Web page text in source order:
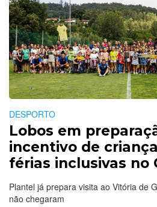
DESPORTO
Lobos em
incentivo de
férias inclusivas no
Plantel já prepara visita ao Vitória de
não chegaram